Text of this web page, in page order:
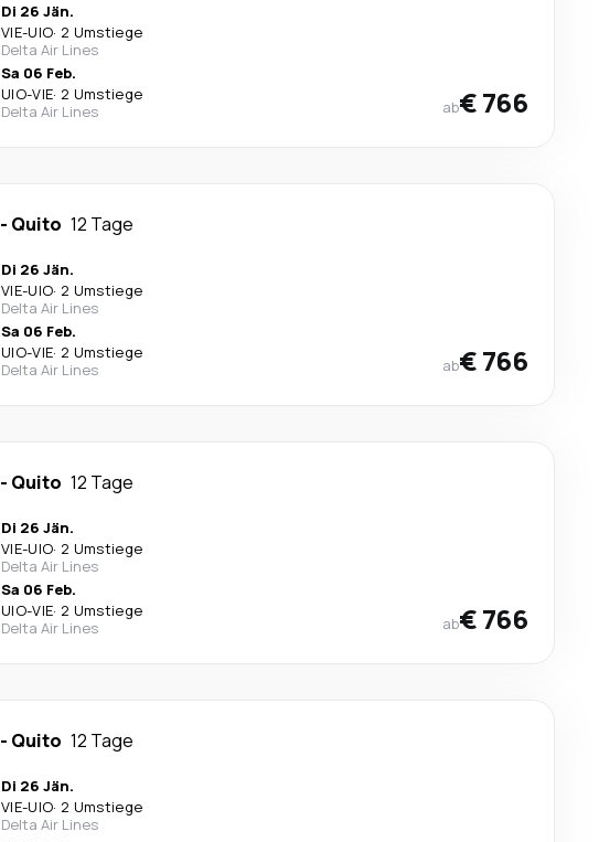
Di 26 Jän.
VIE-UIO· 2 Umstiege
Delta Air Lines
Sa 06 Feb.
UIO-VIE· 2 Umstiege
Delta Air Lines
ab€ 766
- Quito 12 Tage
Di 26 Jän.
VIE-UIO· 2 Umstiege
Delta Air Lines
Sa 06 Feb.
UIO-VIE· 2 Umstiege
Delta Air Lines
ab€ 766
- Quito 12 Tage
Di 26 Jän.
VIE-UIO· 2 Umstiege
Delta Air Lines
Sa 06 Feb.
UIO-VIE· 2 Umstiege
Delta Air Lines
ab€ 766
- Quito 12 Tage
Di 26 Jän.
VIE-UIO· 2 Umstiege
Delta Air Lines